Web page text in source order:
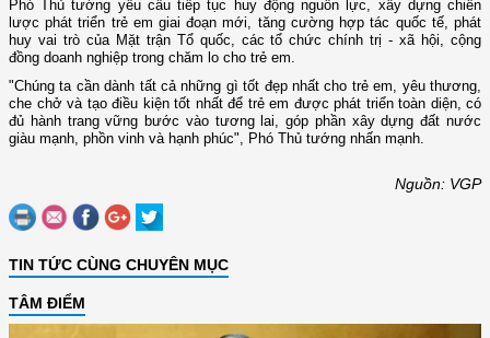
Phó Thủ tướng yêu cầu tiếp tục huy động nguồn lực, xây dựng chiến
lược phát triển trẻ em giai đoạn mới, tăng cường hợp tác quốc tế, phát
huy vai trò của Mặt trận Tổ quốc, các tổ chức chính trị - xã hội, cộng
đồng doanh nghiệp trong chăm lo cho trẻ em.
"Chúng ta cần dành tất cả những gì tốt đẹp nhất cho trẻ em, yêu thương,
che chở và tạo điều kiện tốt nhất để trẻ em được phát triển toàn diện, có
đủ hành trang vững bước vào tương lai, góp phần xây dựng đất nước
giàu mạnh, phồn vinh và hạnh phúc", Phó Thủ tướng nhấn mạnh.
Nguồn: VGP
TIN TỨC CÙNG CHUYÊN MỤC
TÂM ĐIỂM